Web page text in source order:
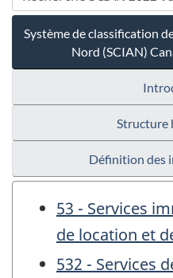
Système de classification
Nord (SCIAN)
Structure
Définition des
53 - Services
de location et
532 - Services